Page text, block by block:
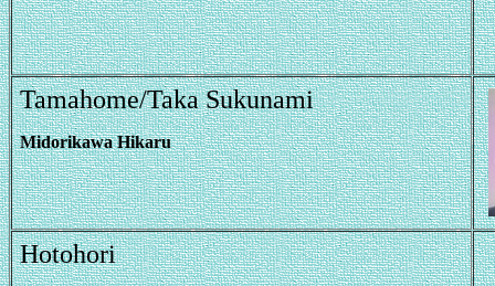
Tamahome/Taka Sukunami
Midorikawa Hikaru
Hotohori